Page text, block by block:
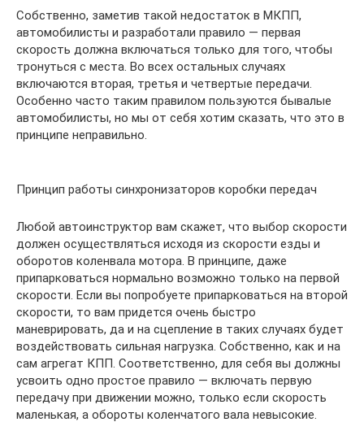
Собственно, заметив такой недостаток в МКПП,
автомобилисты и разработали правило — первая
скорость должна включаться только для того, чтобы
тронуться с места. Во всех остальных случаях
включаются вторая, третья и четвертые передачи.
Особенно часто таким правилом пользуются бывалые
автомобилисты, но мы от себя хотим сказать, что это в
принципе неправильно.
Принцип работы синхронизаторов коробки передач
Любой автоинструктор вам скажет, что выбор скорости
должен осуществляться исходя из скорости езды и
оборотов коленвала мотора. В принципе, даже
припарковаться нормально возможно только на первой
скорости. Если вы попробуете припарковаться на второй
скорости, то вам придется очень быстро
маневрировать, да и на сцепление в таких случаях будет
воздействовать сильная нагрузка. Собственно, как и на
сам агрегат КПП. Соответственно, для себя вы должны
усвоить одно простое правило — включать первую
передачу при движении можно, только если скорость
маленькая, а обороты коленчатого вала невысокие.